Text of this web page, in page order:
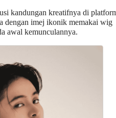
kandungan kreatifnya di
dengan imej ikonik memakai wig
awal kemunculannya.